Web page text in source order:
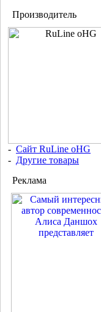
Производитель
- Сайт RuLine oHG
- Другие товары
Реклама